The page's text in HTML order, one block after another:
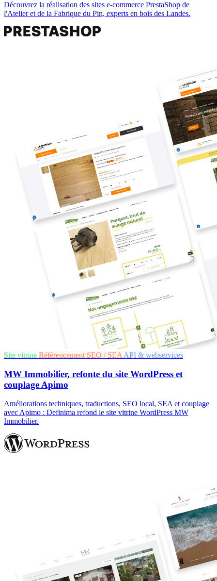
Découvrez la réalisation des sites e-commerce PrestaShop de
l'Atelier et de la Fabrique du Pin, experts en bois des Landes.
Site vitrine Référencement SEO / SEA API & webservices
MW Immobilier, refonte du site WordPress et
couplage Apimo
Améliorations techniques, traductions, SEO local, SEA et couplage
avec Apimo : Definima refond le site vitrine WordPress MW
Immobilier.